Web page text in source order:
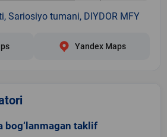
Sariosiyo tumani, DIYDOR MFY
Yandex Maps
bog‘lanmagan taklif